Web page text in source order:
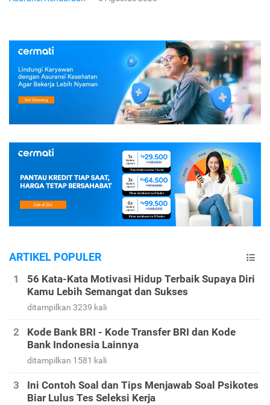
ARTIKEL POPULER
56 Kata-Kata Motivasi Hidup Terbaik Supaya Diri
Kamu Lebih Semangat dan Sukses
ditampilkan 3239 kali
Kode Bank BRI - Kode Transfer BRI dan Kode
Bank Indonesia Lainnya
ditampilkan 1581 kali
Ini Contoh Soal dan Tips Menjawab Soal Psikotes
Biar Lulus Tes Seleksi Kerja